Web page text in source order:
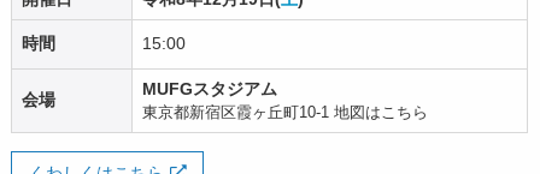
時間 15:00
会場
MUFGスタジアム
東京都新宿区霞ヶ丘町10-1 地図はこちら